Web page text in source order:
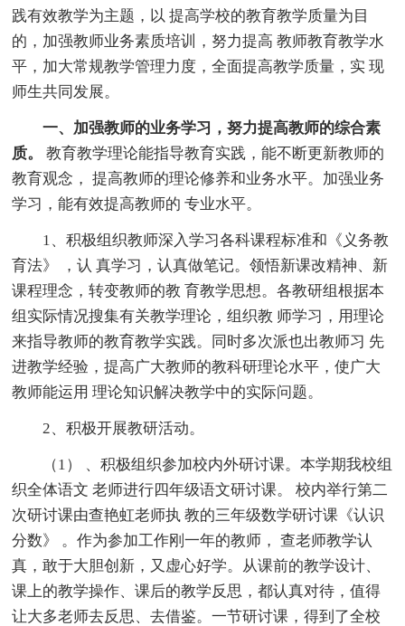
践有效教学为主题，以 提高学校的教育教学质量为目
的，加强教师业务素质培训，努力提高 教师教育教学水
平，加大常规教学管理力度，全面提高教学质量，实 现
师生共同发展。
一、加强教师的业务学习，努力提高教师的综合素
质。
教育教学理论能指导教育实践，能不断更新教师的
教育观念， 提高教师的理论修养和业务水平。加强业务
学习，能有效提高教师的 专业水平。
1、积极组织教师深入学习各科课程标准和《义务教
育法》 ，认 真学习，认真做笔记。领悟新课改精神、新
课程理念，转变教师的教 育教学思想。各教研组根据本
组实际情况搜集有关教学理论，组织教 师学习，用理论
来指导教师的教育教学实践。同时多次派也出教师习 先
进教学经验，提高广大教师的教科研理论水平，使广大
教师能运用 理论知识解决教学中的实际问题。
2、积极开展教研活动。
（1） 、积极组织参加校内外研讨课。本学期我校组
织全体语文 老师进行四年级语文研讨课。 校内举行第二
次研讨课由查艳虹老师执 教的三年级数学研讨课《认识
分数》 。作为参加工作刚一年的教师， 查老师教学认
真，敢于大胆创新，又虚心好学。从课前的教学设计、
课上的教学操作、课后的教学反思，都认真对待，值得
让大多老师去反思、去借鉴。一节研讨课，得到了全校